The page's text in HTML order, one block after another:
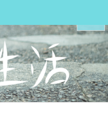
メニュ
サイド